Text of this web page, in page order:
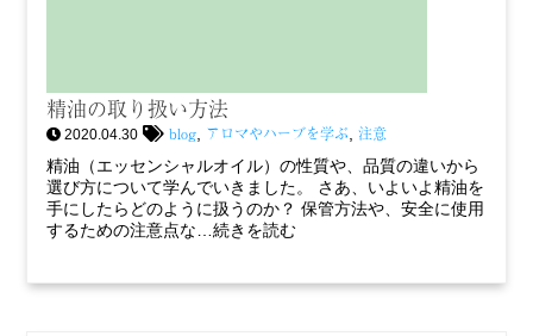
精油の取り扱い方法
2020.04.30 blog アロマやハーブを学ぶ ,注意
精油（エッセンシャルオイル）の性質や、品質の違いから
選び方について学んでいきました。 さあ、いよいよ精油を
手にしたらどのように扱うのか？ 保管方法や、安全に使用
するための注意点な…続きを読む